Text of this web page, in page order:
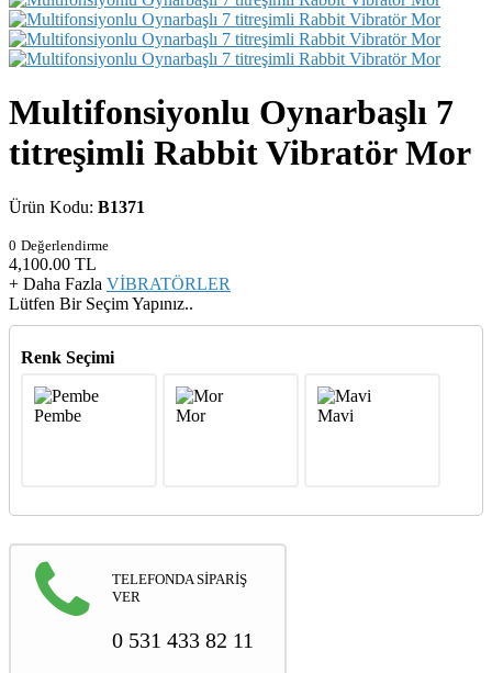
Multifonsiyonlu Oynarbaşlı 7
titreşimli Rabbit Vibratör Mor
Ürün Kodu: B1371
0 Değerlendirme
4,100.00 TL
+ Daha Fazla VİBRATÖRLER
Lütfen Bir Seçim Yapınız..
Renk Seçimi
Pembe Mor Mavi
TELEFONDA SİPARİŞ
VER
0 531 433 82 11